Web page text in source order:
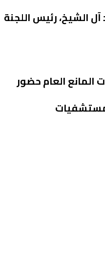
الشيخ، رئيس اللجنة
العام حضور